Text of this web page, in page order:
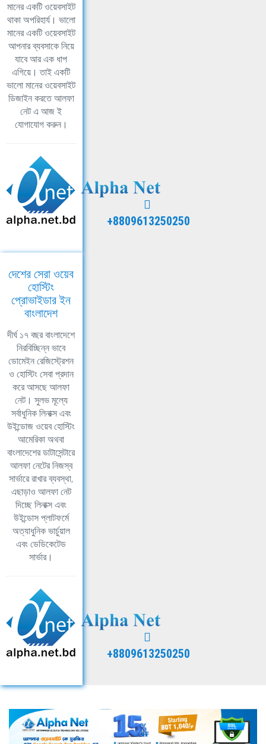
মানের একটি ওয়েবসাইট
থাকা অপরিহার্য। ভালো
মানের একটি ওয়েবসাইট
আপনার ব্যবসাকে নিয়ে
যাবে আর এক ধাপ
এগিয়ে। তাই একটি
ভালো মানের ওয়েবসাইট
ডিজাইন করতে আলফা
নেট এ আজ ই
যোগাযোগ করুন।
+8809613250250
দেশের সেরা ওয়েব
হোস্টিং
প্রোভাইডার ইন
বাংলাদেশ
দীর্ঘ ১৭ বছর বাংলাদেশে
নিরবিচ্ছিন্ন ভাবে
ডোমেইন রেজিস্ট্রেশন
ও হোস্টিং সেবা প্রদান
করে আসছে আলফা
নেট। সুলভ মূল্যে
সর্বাধুনিক লিনাক্স এবং
উইন্ডোজ ওয়েব হোস্টিং
আমেরিকা অথবা
বাংলাদেশের ডাটাসেন্টারে
আলফা নেটের নিজস্ব
সার্ভারে রাখার ব্যবস্থা,
এছাড়াও আলফা নেট
দিচ্ছে লিনাক্স এবং
উইন্ডোস প্লাটফর্মে
অত্যাধুনিক ভার্চুয়াল
এবং ডেডিকেটেড
সার্ভার।
+8809613250250